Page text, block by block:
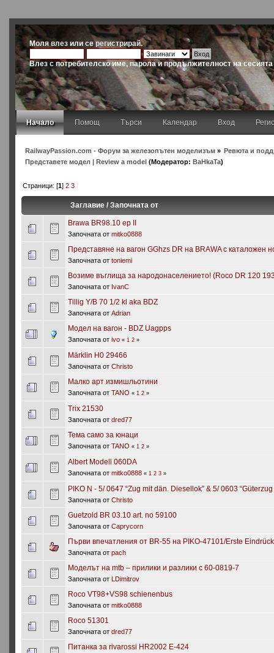
Молявлез или серегистрирай.
Влез с потребителско име, парола и продължителност на сесията
Начало Помощ Търси Календар Вход
RailwayPassion.com - Форум за железопътен моделизъм» Ревюта и
Представете модел | Review a model(Модератор: BaHkaTa)
Страници: [1] 2 3
Заглавие/Започната от
Brawa BR98.10 ep II
Започната от mitko0888
Представяне на вагон GGhzs DR на BRAWA с каталожен
Започната от toniemi
Возиме въглища за народонаселението! (Roco DR 120
Започната от IvanC
Tillig Y/B 70 1/2 kl aka BDZ
Започната от Adrian
Модел на вагон - BDZ Uagpps
Започната от ivo « 1 2»
Märklin H0 29466
Започната от Christo
Малко арт измишльотини
Започната от TANO « 1 2»
Trix 21530
Започната от dred77
Тема само за юнаци
Започната от TANO « 1 2»
Albert Modell 060DA
Започната от mitko0888 « 1 2 3»
PIKO N - 5/ 0647 “Zug mit dän. Diesellok” & 5/ 0603
Започната от Christo
Guetzold BR 03.10 art. no 59100
Започната от Сaprycorn
Първи впечатления от BR-55 на PIKO-47101/Erste
Започната от pach
Моделът на mtb – прилики и разлики с 60-0819-7
Започната от LDimitrov
Roco VT98+VS98 schienenbus
Започната от mitko0888
Roco 51301
Започната от dred77
Питанка за rivarossi HR2002 E-424